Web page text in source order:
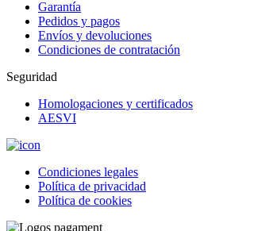
Garantía
Pedidos y pagos
Envíos y devoluciones
Condiciones de contratación
Seguridad
Homologaciones y certificados
AESVI
Condiciones legales
Política de privacidad
Política de cookies